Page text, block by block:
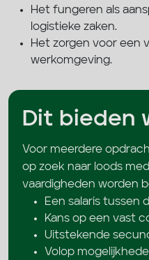
Het fungeren als
logistieke zaken.
Het zorgen voor een
werkomgeving.
Dit bieden
Voor meerdere
op zoek naar loods
vaardigheden worden
Een salaris tussen
Kans op een vast
Uitstekende
Volop